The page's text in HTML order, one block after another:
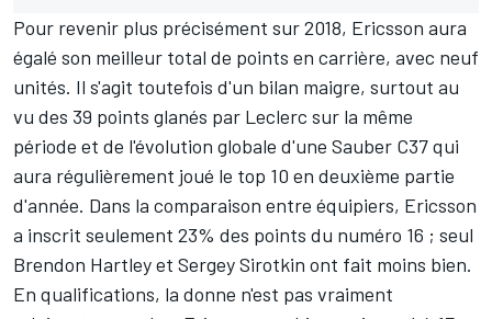
Pour revenir plus précisément sur 2018, Ericsson aura
égalé son meilleur total de points en carrière, avec neuf
unités. Il s'agit toutefois d'un bilan maigre, surtout au
vu des 39 points glanés par Leclerc sur la même
période et de l'évolution globale d'une Sauber C37 qui
aura régulièrement joué le top 10 en deuxième partie
d'année. Dans la comparaison entre équipiers, Ericsson
a inscrit seulement 23% des points du numéro 16 ; seul
Brendon Hartley et Sergey Sirotkin ont fait moins bien.
En qualifications, la donne n'est pas vraiment